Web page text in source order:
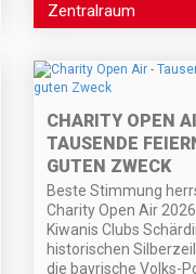
Zentralraum
CHARITY OPEN
TAUSENDE
GUTEN ZWECK
Beste Stimmung
Charity Open Air
Kiwanis Clubs
historischen
die bayrische Volks-